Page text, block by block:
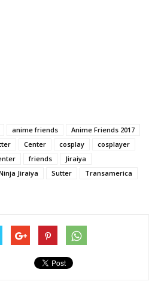
anime friends
Anime Friends 2017
Center cosplay
cosplayer
friends
Jiraiya
Jiraiya Sutter
Transamerica